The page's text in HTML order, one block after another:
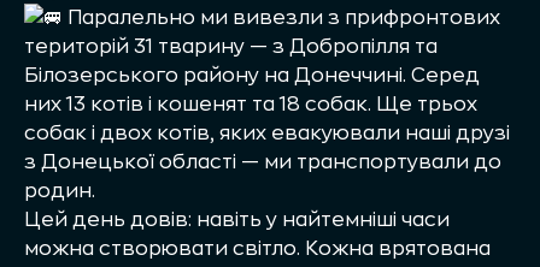
Паралельно ми вивезли з прифронтових
територій 31 тварину — з Добропілля та
Білозерського району на Донеччині. Серед
них 13 котів і кошенят та 18 собак. Ще трьох
собак і двох котів, яких евакуювали наші друзі
з Донецької області — ми транспортували до
родин.
Цей день довів: навіть у найтемніші часи
можна створювати світло. Кожна врятована